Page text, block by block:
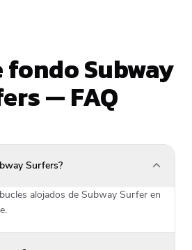
Subway
— FAQ
Surfers?
alojados de Subway Surfer en